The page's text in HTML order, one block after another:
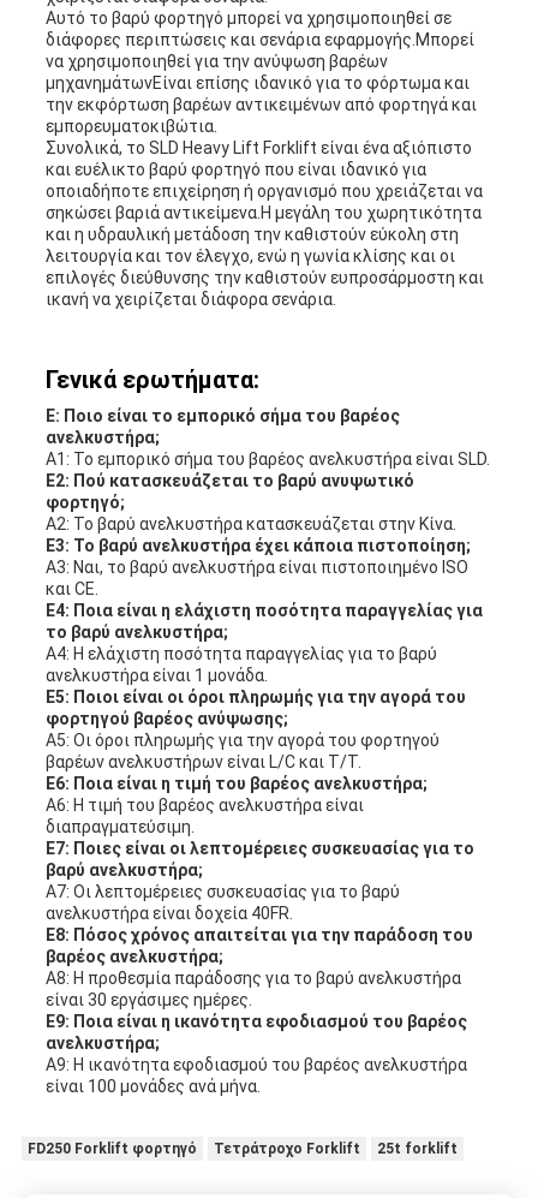
Αυτό το βαρύ φορτηγό μπορεί να χρησιμοποιηθεί σε
διάφορες περιπτώσεις και σενάρια εφαρμογής.Μπορεί
να χρησιμοποιηθεί για την ανύψωση βαρέων
μηχανημάτωνΕίναι επίσης ιδανικό για το φόρτωμα και
την εκφόρτωση βαρέων αντικειμένων από φορτηγά και
εμπορευματοκιβώτια.
Συνολικά, το SLD Heavy Lift Forklift είναι ένα αξιόπιστο
και ευέλικτο βαρύ φορτηγό που είναι ιδανικό για
οποιαδήποτε επιχείρηση ή οργανισμό που χρειάζεται να
σηκώσει βαριά αντικείμενα.Η μεγάλη του χωρητικότητα
και η υδραυλική μετάδοση την καθιστούν εύκολη στη
λειτουργία και τον έλεγχο, ενώ η γωνία κλίσης και οι
επιλογές διεύθυνσης την καθιστούν ευπροσάρμοστη και
ικανή να χειρίζεται διάφορα σενάρια.
Γενικά ερωτήματα:
Ε: Ποιο είναι το εμπορικό σήμα του βαρέος
ανελκυστήρα;
Α1: Το εμπορικό σήμα του βαρέος ανελκυστήρα είναι SLD.
Ε2: Πού κατασκευάζεται το βαρύ ανυψωτικό
φορτηγό;
Α2: Το βαρύ ανελκυστήρα κατασκευάζεται στην Κίνα.
Ε3: Το βαρύ ανελκυστήρα έχει κάποια πιστοποίηση;
Α3: Ναι, το βαρύ ανελκυστήρα είναι πιστοποιημένο ISO
και CE.
Ε4: Ποια είναι η ελάχιστη ποσότητα παραγγελίας για
το βαρύ ανελκυστήρα;
Α4: Η ελάχιστη ποσότητα παραγγελίας για το βαρύ
ανελκυστήρα είναι 1 μονάδα.
Ε5: Ποιοι είναι οι όροι πληρωμής για την αγορά του
φορτηγού βαρέος ανύψωσης;
Α5: Οι όροι πληρωμής για την αγορά του φορτηγού
βαρέων ανελκυστήρων είναι L/C και T/T.
Ε6: Ποια είναι η τιμή του βαρέος ανελκυστήρα;
Α6: Η τιμή του βαρέος ανελκυστήρα είναι
διαπραγματεύσιμη.
Ε7: Ποιες είναι οι λεπτομέρειες συσκευασίας για το
βαρύ ανελκυστήρα;
Α7: Οι λεπτομέρειες συσκευασίας για το βαρύ
ανελκυστήρα είναι δοχεία 40FR.
Ε8: Πόσος χρόνος απαιτείται για την παράδοση του
βαρέος ανελκυστήρα;
Α8: Η προθεσμία παράδοσης για το βαρύ ανελκυστήρα
είναι 30 εργάσιμες ημέρες.
Ε9: Ποια είναι η ικανότητα εφοδιασμού του βαρέος
ανελκυστήρα;
Α9: Η ικανότητα εφοδιασμού του βαρέος ανελκυστήρα
είναι 100 μονάδες ανά μήνα.
FD250 Forklift φορτηγό Τετράτροχο Forklift 25t forklift